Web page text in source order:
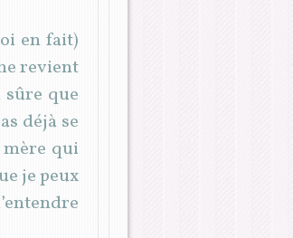
en fait)
revient
sûre que
déjà se
mère qui
je peux